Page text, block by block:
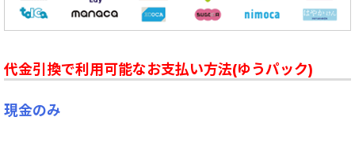
代金引換で利用可能なお支払い方法(ゆうパック)
現金のみ